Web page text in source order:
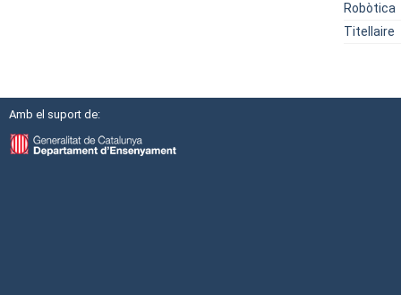
Robòtica
Titellaire
Amb el suport de: